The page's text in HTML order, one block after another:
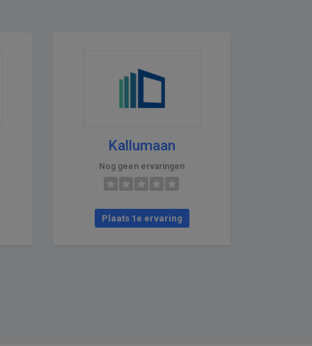
Kallumaan
Nog geen ervaringen
Plaats 1e ervaring